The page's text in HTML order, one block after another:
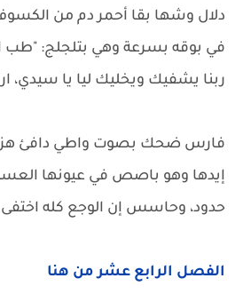
دلال وشها بقا أحمر دم من
في بوقه بسرعة وهي بتلجلج:
ربنا يشفيك ويخليك ليا يا سيدي،
فارس ضحك بصوت واطي دافئ هز
إيدها وهو باصص في عيونها
حدود، وحاسس إن الوجع كله
الفصل الرابع عشر من هنا